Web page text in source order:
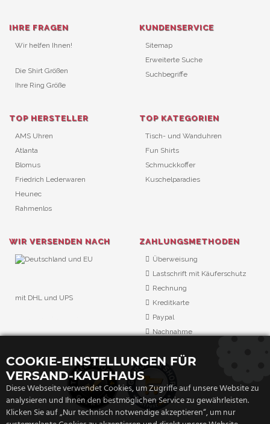
IHRE FRAGEN
Wir helfen Ihnen!
Die Shirt Größen
Ihre Ring Größe
KUNDENSERVICE
Sitemap
Erweiterte Suche
Suchbegriffe
TOP HERSTELLER
AMS Uhren
Atlanta
Blomus
Friedrich Lederwaren
Heunec
Rahmenlos
TOP KATEGORIEN
Tisch- und Wanduhren
Fun Shirts
Schmuckkoffer
Kuschelparadies
WIR VERSENDEN NACH
mit DHL und UPS
ZAHLUNGSMETHODEN
Überweisung
Lastschrift mit Käuferschutz
Rechnung
Kreditkarte
Paypal
Nachnahme
COOKIE-EINSTELLUNGEN FÜR
VERSAND-KAUFHAUS
Diese Webseite verwendet Cookies, um Zugriffe auf unsere Website zu
analysieren und Ihnen den bestmöglichen Service zu gewährleisten.
Klicken Sie auf „Nur technisch notwendige akzeptieren“, um nur